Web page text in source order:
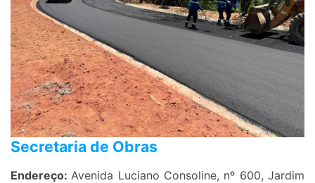
Secretaria de Obras
Endereço: Avenida Luciano Consoline, nº 600, Jardim